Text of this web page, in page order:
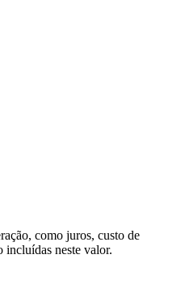
como juros, custo de
incluídas neste valor.